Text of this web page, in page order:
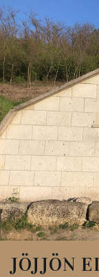
JÖJJÖN